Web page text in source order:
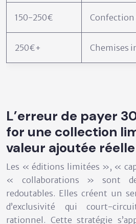
150-250€ Confection
250€+ Chemises
L’erreur de payer
for une collection
valeur ajoutée réelle
Les « éditions limitées », «
« collaborations » sont
redoutables. Elles créent un
d’exclusivité qui court-
rationnel. Cette stratégie